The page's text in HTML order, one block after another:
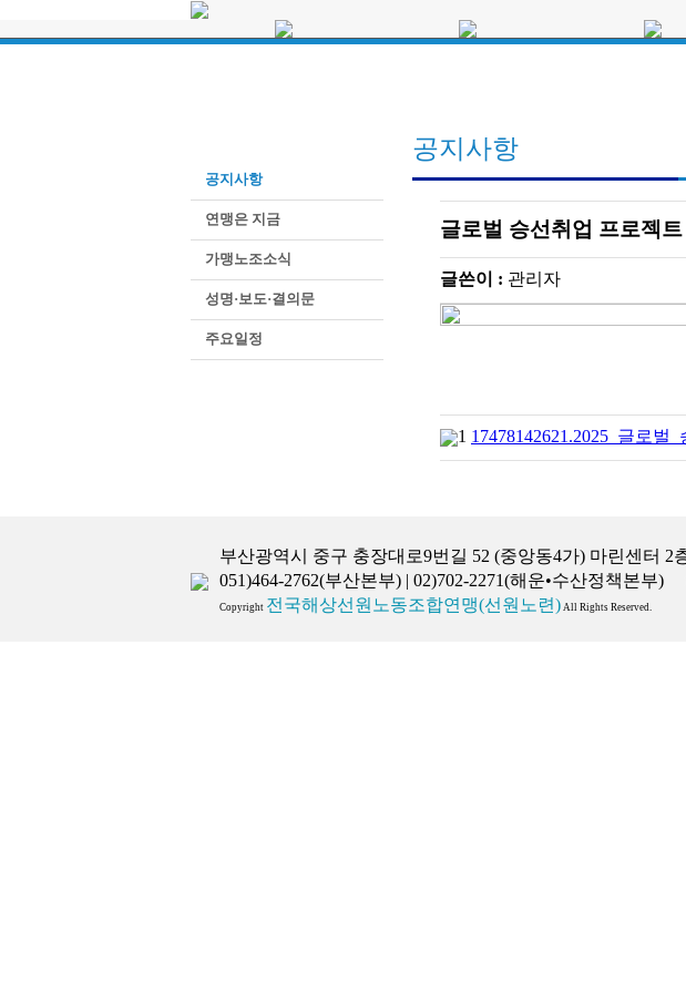
인사말
약력보기
직제표
규약 및 제규정
UI 자료실
오시는 길
연맹은 지금
자유게시판
공지사항
연맹은 지금
가맹노조소식
성명·보도·결의문
주요일정
공지사항
글로벌 승선취업 프로젝
글쓴이 : 관리자
1 17478142621.2025_글로벌
부산광역시 중구 충장대로9번길 52 (중앙동4가) 마린센터
051)464-2762(부산본부) | 02)702-2271(해운•수산정책본부)
Copyright 전국해상선원노동조합연맹(선원노련) All Rights Reserved.